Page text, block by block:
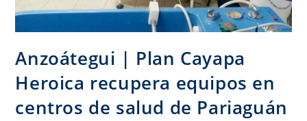
Anzoátegui | Plan Cayapa
Heroica recupera equipos en
centros de salud de Pariaguán